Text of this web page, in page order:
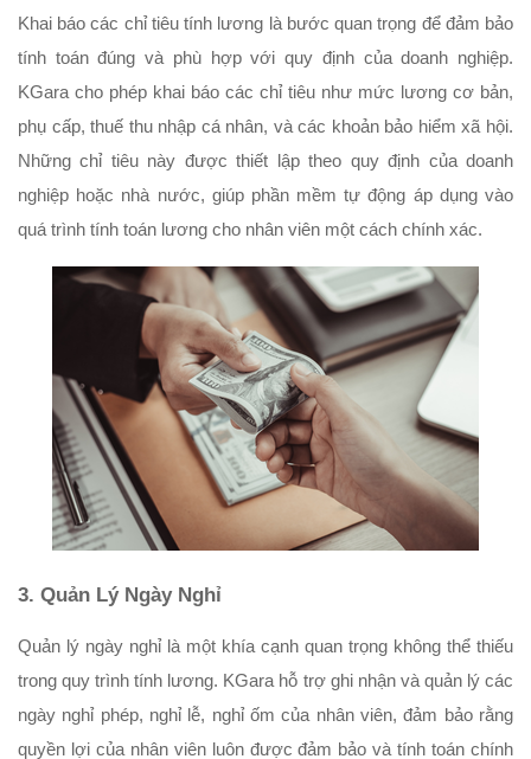
Khai báo các chỉ tiêu tính lương là bước quan trọng để đảm bảo
tính toán đúng và phù hợp với quy định của doanh nghiệp.
KGara cho phép khai báo các chỉ tiêu như mức lương cơ bản,
phụ cấp, thuế thu nhập cá nhân, và các khoản bảo hiểm xã hội.
Những chỉ tiêu này được thiết lập theo quy định của doanh
nghiệp hoặc nhà nước, giúp phần mềm tự động áp dụng vào
quá trình tính toán lương cho nhân viên một cách chính xác.
3. Quản Lý Ngày Nghỉ
Quản lý ngày nghỉ là một khía cạnh quan trọng không thể thiếu
trong quy trình tính lương. KGara hỗ trợ ghi nhận và quản lý các
ngày nghỉ phép, nghỉ lễ, nghỉ ốm của nhân viên, đảm bảo rằng
quyền lợi của nhân viên luôn được đảm bảo và tính toán chính